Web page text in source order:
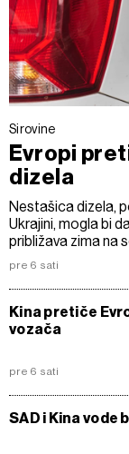
Sirovine
Evropi
dizela
Nestašica dizela,
Ukrajini, mogla bi
približava zima na
pre 6 sati
Kina pretiče
vozača
pre 6 sati
SAD i Kina